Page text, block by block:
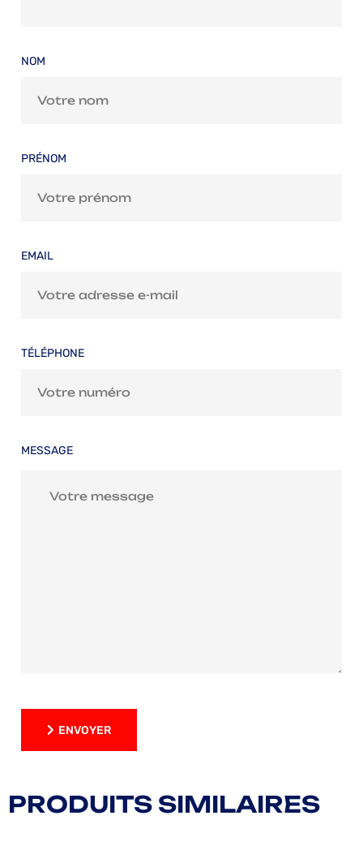
NOM
PRÉNOM
EMAIL
TÉLÉPHONE
MESSAGE
ENVOYER
PRODUITS SIMILAIRES